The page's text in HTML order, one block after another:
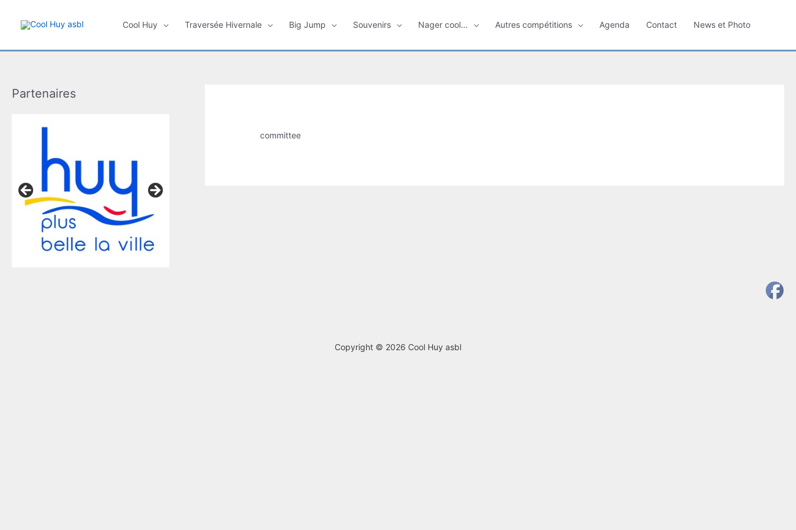
content
Cool Huy Traversée Hivernale Big Jump Souvenirs Nager cool… Autres compétitions Agenda Contact News et Photo
Partenaires
committee
Copyright © 2026 Cool Huy asbl